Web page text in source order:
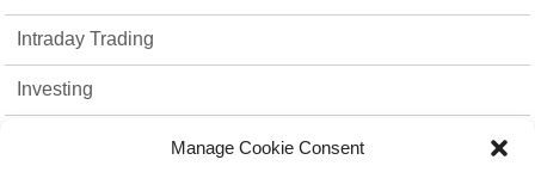
Manage Cookie Consent
Intraday Trading
Investing